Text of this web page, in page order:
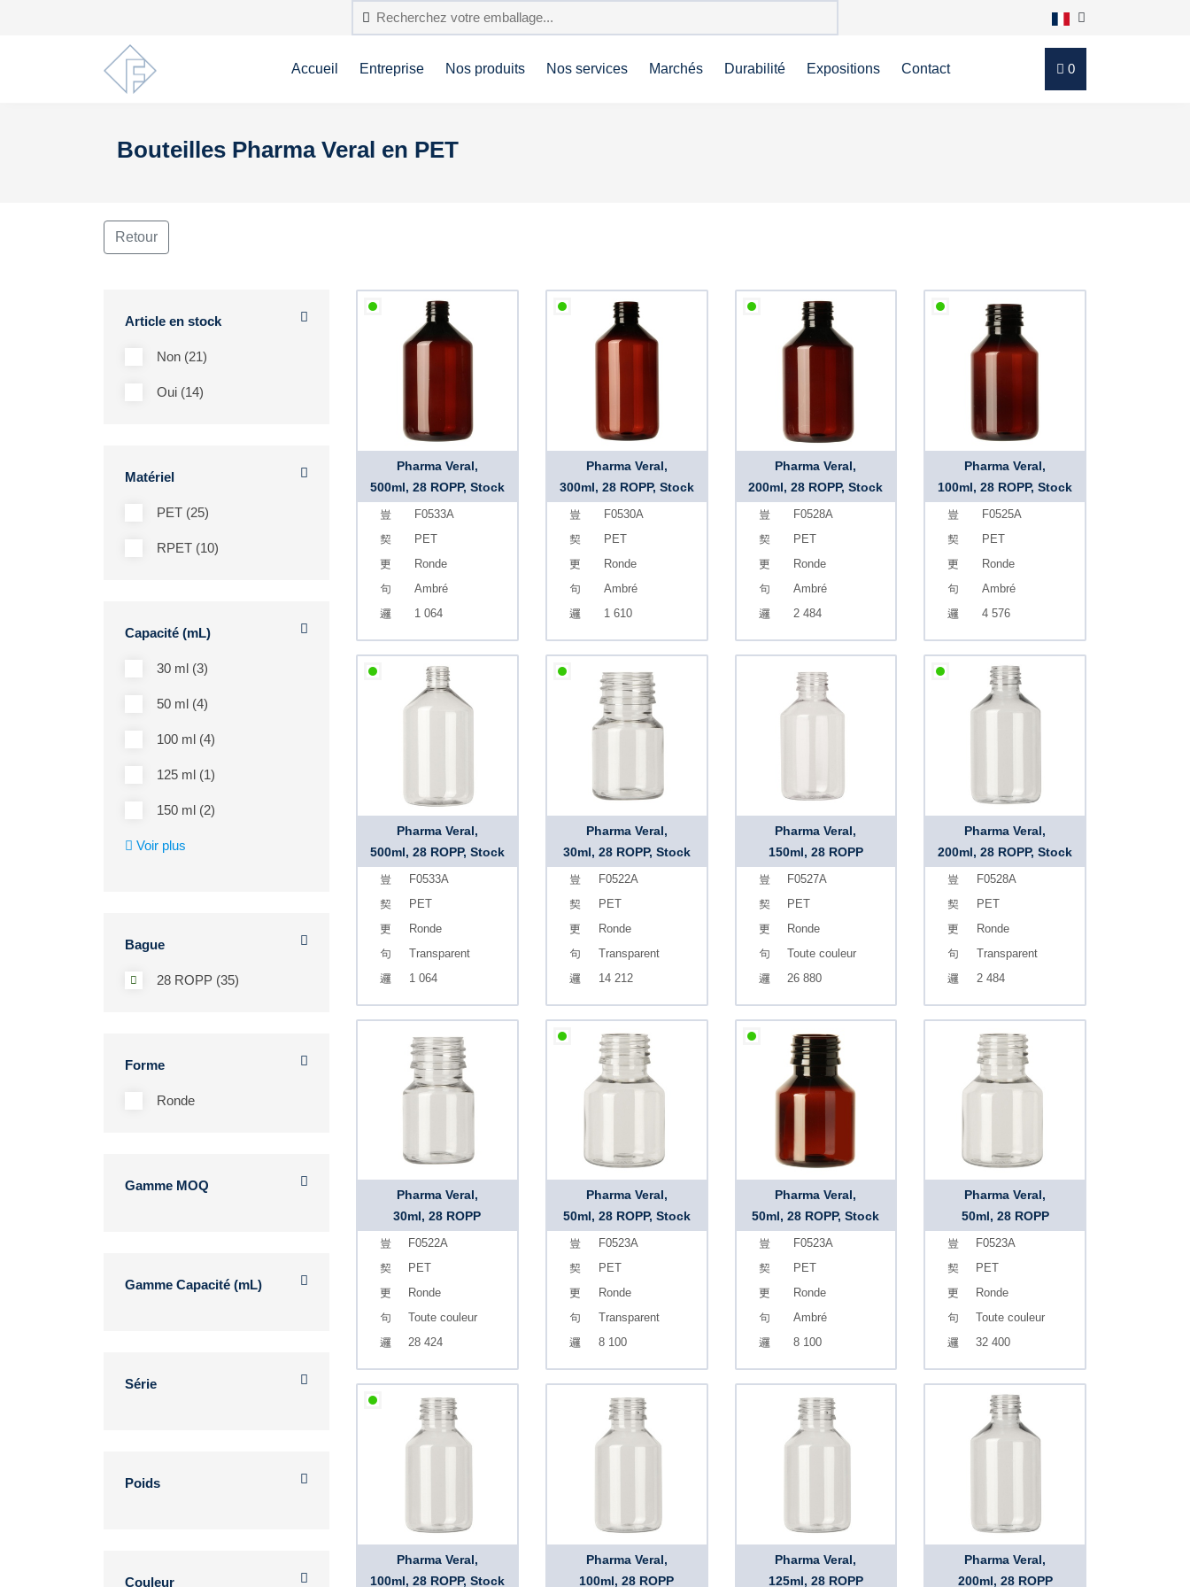
Accueil Entreprise Nos produits Nos services Marchés Durabilité Expositions Contact 0
Bouteilles Pharma Veral en PET
Retour
Article en stock
Non (21)
Oui (14)
Matériel
PET (25)
RPET (10)
Capacité (mL)
30 ml (3)
50 ml (4)
100 ml (4)
125 ml (1)
150 ml (2)
Voir plus
Bague
28 ROPP (35)
Forme
Ronde
Gamme MOQ
Gamme Capacité (mL)
Série
Poids
Couleur
Pharma Veral,
500ml, 28 ROPP, Stock
F0533A
PET
Ronde
Ambré
1 064
Pharma Veral,
300ml, 28 ROPP, Stock
F0530A
PET
Ronde
Ambré
1 610
Pharma Veral,
200ml, 28 ROPP, Stock
F0528A
PET
Ronde
Ambré
2 484
Pharma Veral,
100ml, 28 ROPP, Stock
F0525A
PET
Ronde
Ambré
4 576
Pharma Veral,
500ml, 28 ROPP, Stock
F0533A
PET
Ronde
Transparent
1 064
Pharma Veral,
30ml, 28 ROPP, Stock
F0522A
PET
Ronde
Transparent
14 212
Pharma Veral,
150ml, 28 ROPP
F0527A
PET
Ronde
Toute couleur
26 880
Pharma Veral,
200ml, 28 ROPP, Stock
F0528A
PET
Ronde
Transparent
2 484
Pharma Veral,
30ml, 28 ROPP
F0522A
PET
Ronde
Toute couleur
28 424
Pharma Veral,
50ml, 28 ROPP, Stock
F0523A
PET
Ronde
Transparent
8 100
Pharma Veral,
50ml, 28 ROPP, Stock
F0523A
PET
Ronde
Ambré
8 100
Pharma Veral,
50ml, 28 ROPP
F0523A
PET
Ronde
Toute couleur
32 400
Pharma Veral,
100ml, 28 ROPP, Stock
Pharma Veral,
100ml, 28 ROPP
Pharma Veral,
125ml, 28 ROPP
Pharma Veral,
200ml, 28 ROPP